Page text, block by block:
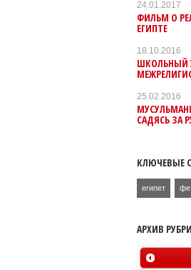
24.01.2017
ФИЛЬМ О
ЕГИПТЕ
18.10.2016
ШКОЛЬНЫЙ
25.02.2016
САДЯСЬ ЗА
КЛЮЧЕВЫЕ
египет
АРХИВ